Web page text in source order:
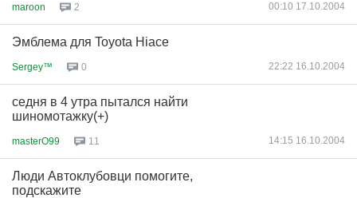
maroon 2 00:10 17.10.2004
Эмблема для Toyota Hiace
Sergey™ 0 22:22 16.10.2004
седня в 4 утра пытался найти
шиномотажку(+)
masterO99 11 14:15 16.10.2004
Люди Автоклубовци помогите,
подскажите